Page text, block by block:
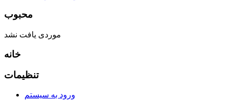
محبوب
موردی یافت نشد
خانه
تنظیمات
ورود به سیستم